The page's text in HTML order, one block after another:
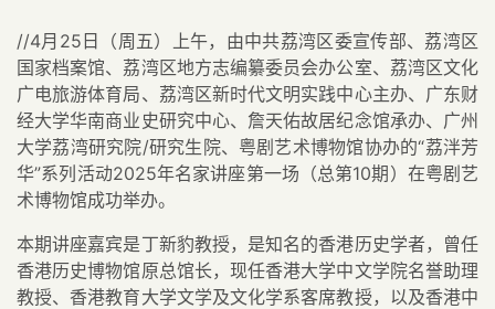
//4月25日（周五）上午，由中共荔湾区委宣传部、荔湾区
国家档案馆、荔湾区地方志编纂委员会办公室、荔湾区文化
广电旅游体育局、荔湾区新时代文明实践中心主办、广东财
经大学华南商业史研究中心、詹天佑故居纪念馆承办、广州
大学荔湾研究院/研究生院、粤剧艺术博物馆协办的“荔泮芳
华”系列活动2025年名家讲座第一场（总第10期）在粤剧艺
术博物馆成功举办。
本期讲座嘉宾是丁新豹教授，是知名的香港历史学者，曾任
香港历史博物馆原总馆长，现任香港大学中文学院名誉助理
教授、香港教育大学文学及文化学系客席教授，以及香港中